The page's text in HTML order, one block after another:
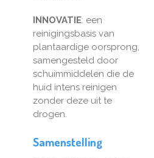
INNOVATIE: een
reinigingsbasis van
plantaardige oorsprong,
samengesteld door
schuimmiddelen die de
huid intens reinigen
zonder deze uit te
drogen.
Samenstelling